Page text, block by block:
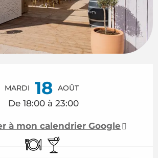
MARDI 18 AOÛT
De 18:00 à 23:00
à mon calendrier Google
RestaurantBar / Buvette